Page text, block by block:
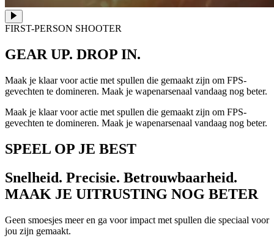
FIRST-PERSON SHOOTER
GEAR UP. DROP IN.
Maak je klaar voor actie met spullen die gemaakt zijn om FPS-
gevechten te domineren. Maak je wapenarsenaal vandaag nog beter.
Maak je klaar voor actie met spullen die gemaakt zijn om FPS-
gevechten te domineren. Maak je wapenarsenaal vandaag nog beter.
SPEEL OP JE BEST
Snelheid. Precisie. Betrouwbaarheid.
MAAK JE UITRUSTING NOG BETER
Geen smoesjes meer en ga voor impact met spullen die speciaal voor
jou zijn gemaakt.